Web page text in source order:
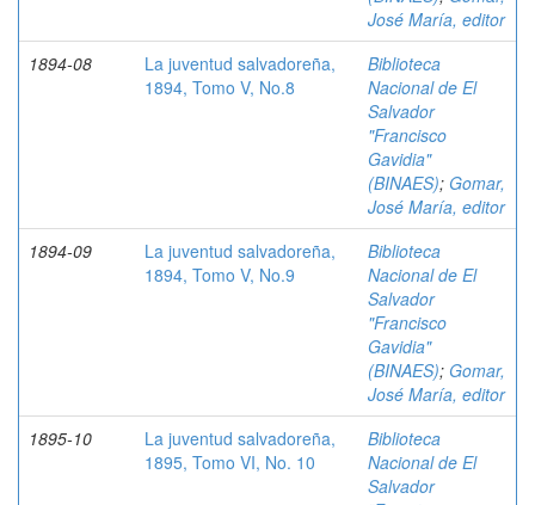
José María, editor
1894-08
La juventud salvadoreña,
1894, Tomo V, No.8
Biblioteca
Nacional de El
Salvador
"Francisco
Gavidia"
(BINAES); Gomar,
José María, editor
1894-09
La juventud salvadoreña,
1894, Tomo V, No.9
Biblioteca
Nacional de El
Salvador
"Francisco
Gavidia"
(BINAES); Gomar,
José María, editor
1895-10
La juventud salvadoreña,
1895, Tomo VI, No. 10
Biblioteca
Nacional de El
Salvador